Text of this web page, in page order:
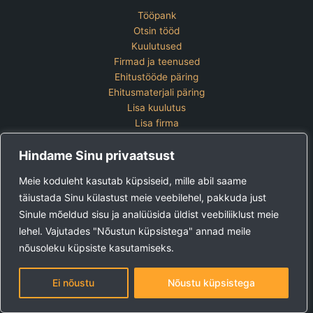
Hindame Sinu privaatsust
Meie koduleht kasutab küpsiseid, mille abil saame
täiustada Sinu külastust meie veebilehel, pakkuda just
Sinule mõeldud sisu ja analüüsida üldist veebiliiklust meie
lehel. Vajutades "Nõustun küpsistega" annad meile
nõusoleku küpsiste kasutamiseks.
Ei nõustu Nõustu küpsistega
Tööpank
Otsin tööd
Kuulutused
Firmad ja teenused
Ehitustööde päring
Ehitusmaterjali päring
Lisa kuulutus
Lisa firma
Kontakt
Lisa kuulutus
Vaata ettevõtete pakette
Ehitus24 OÜ
Tel:+372 5123 867 (E-R 9-15)
E-post: kuulutused@ehitus24.ee
Copyright © 2026 Ehitus24